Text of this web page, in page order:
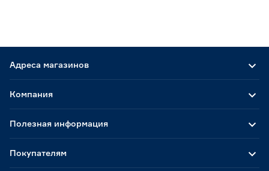
Адреса магазинов
Компания
Полезная информация
Покупателям